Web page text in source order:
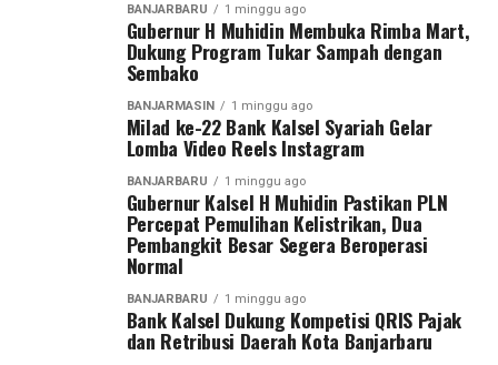
sekitar satu tahun, diperlukan wadah kompetisi yang
mampu menjaring talenta-talenta muda terbaik.
“Karena kita baru berdiri sekitar satu tahun dan
memiliki dua wilayah, yaitu Kalimantan Tengah dan
Kalimantan Selatan. Oleh karena itu, kami menggelar
turnamen sepak bola ini untuk mencari bibit-bibit anak
muda dari kedua provinsi tersebut,” ujar Pangdam Zainal
Pangdam menegaskan sepak bola bukan hanya olahraga
yang paling digemari masyarakat, tetapi juga sarana
membentuk karakter generasi muda melalui nilai
BANJARBARU 1 minggu ago
Gubernur H Muhidin Membuka Rimba Mart,
Dukung Program Tukar Sampah dengan
Sembako
BANJARMASIN 1 minggu ago
Milad ke-22 Bank Kalsel Syariah Gelar
Lomba Video Reels Instagram
BANJARBARU 1 minggu ago
Gubernur Kalsel H Muhidin Pastikan PLN
Percepat Pemulihan Kelistrikan, Dua
Pembangkit Besar Segera Beroperasi
Normal
BANJARBARU 1 minggu ago
Bank Kalsel Dukung Kompetisi QRIS Pajak
dan Retribusi Daerah Kota Banjarbaru